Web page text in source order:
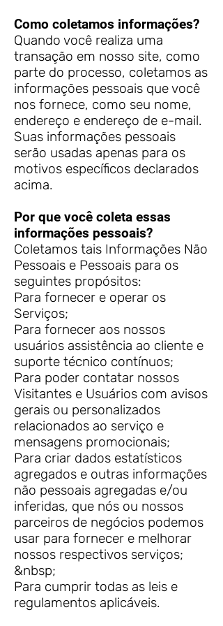
Como coletamos informações?
Quando você realiza uma
transação em nosso site, como
parte do processo, coletamos as
informações pessoais que você
nos fornece, como seu nome,
endereço e endereço de e-mail.
Suas informações pessoais
serão usadas apenas para os
motivos específicos declarados
acima.
Por que você coleta essas
informações pessoais?
Coletamos tais Informações Não
Pessoais e Pessoais para os
seguintes propósitos:
Para fornecer e operar os
Serviços;
Para fornecer aos nossos
usuários assistência ao cliente e
suporte técnico contínuos;
Para poder contatar nossos
Visitantes e Usuários com avisos
gerais ou personalizados
relacionados ao serviço e
mensagens promocionais;
Para criar dados estatísticos
agregados e outras informações
não pessoais agregadas e/ou
inferidas, que nós ou nossos
parceiros de negócios podemos
usar para fornecer e melhorar
nossos respectivos serviços;
&nbsp;
Para cumprir todas as leis e
regulamentos aplicáveis.